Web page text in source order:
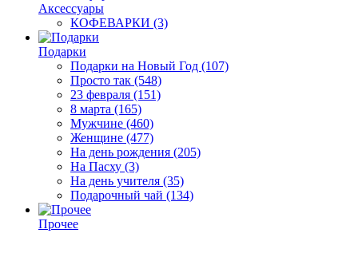
Аксессуары
КОФЕВАРКИ (3)
Подарки
Подарки на Новый Год (107)
Просто так (548)
23 февраля (151)
8 марта (165)
Мужчине (460)
Женщине (477)
На день рождения (205)
На Пасху (3)
На день учителя (35)
Подарочный чай (134)
Прочее